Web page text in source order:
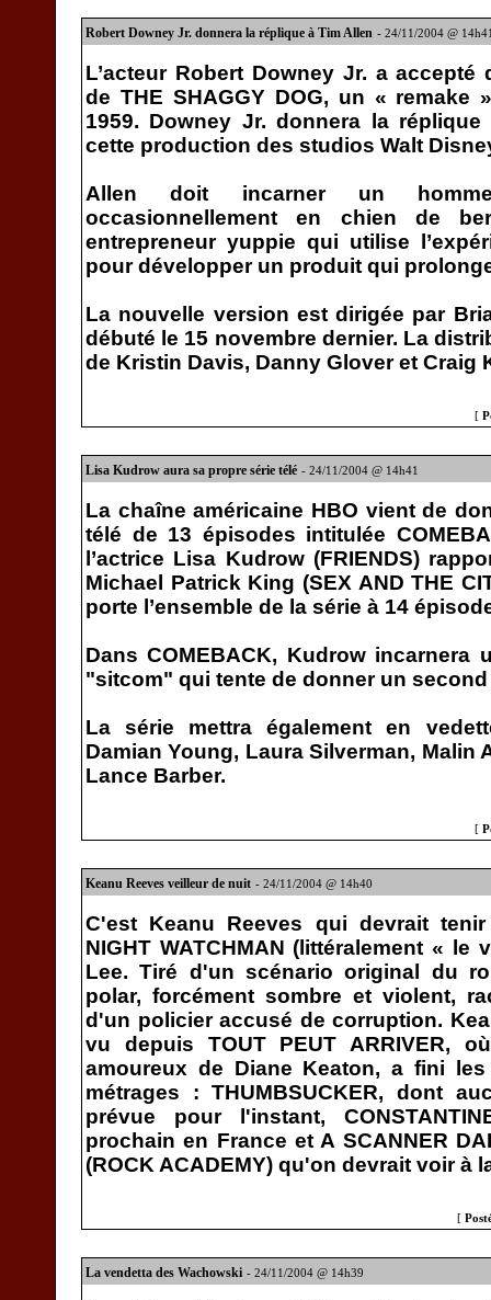
Robert Downey Jr. donnera la réplique à Tim Allen - 24/11/2004 @
L’acteur Robert Downey Jr. a
de THE SHAGGY DOG, un « remake
1959. Downey Jr. donnera la
cette production des studios Walt
Allen doit incarner un
occasionnellement en chien de
entrepreneur yuppie qui utilise
pour développer un produit qui
La nouvelle version est dirigée par
débuté le 15 novembre dernier. La
de Kristin Davis, Danny Glover et Craig
[
Lisa Kudrow aura sa propre série télé - 24/11/2004 @ 14h41
La chaîne américaine HBO vient de
télé de 13 épisodes intitulée
l’actrice Lisa Kudrow (FRIENDS)
Michael Patrick King (SEX AND THE
porte l’ensemble de la série à 14
Dans COMEBACK, Kudrow incarnera
"sitcom" qui tente de donner un
La série mettra également en
Damian Young, Laura Silverman, Malin
Lance Barber.
[
Keanu Reeves veilleur de nuit - 24/11/2004 @ 14h40
C'est Keanu Reeves qui devrait
NIGHT WATCHMAN (littéralement «
Lee. Tiré d'un scénario original du
polar, forcément sombre et violent,
d'un policier accusé de corruption.
vu depuis TOUT PEUT ARRIVER,
amoureux de Diane Keaton, a fini
métrages : THUMBSUCKER, dont
prévue pour l'instant,
prochain en France et A SCANNER
(ROCK ACADEMY) qu'on devrait voir à
[
La vendetta des Wachowski - 24/11/2004 @ 14h39